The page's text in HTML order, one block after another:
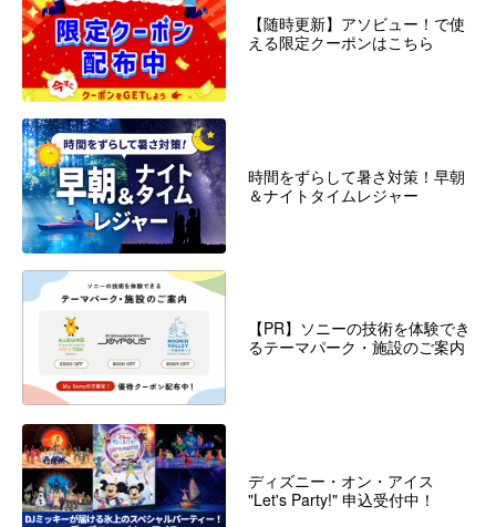
【随時更新】アソビュー！で使
える限定クーポンはこちら
時間をずらして暑さ対策！早朝
＆ナイトタイムレジャー
【PR】ソニーの技術を体験でき
るテーマパーク・施設のご案内
ディズニー・オン・アイス
"Let's Party!" 申込受付中！